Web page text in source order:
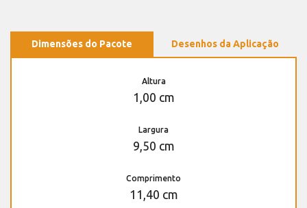
Dimensões do Pacote Desenhos da Aplicação
Altura
1,00 cm
Largura
9,50 cm
Comprimento
11,40 cm